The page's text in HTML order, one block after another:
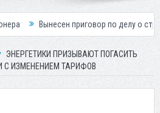
приговор по делу о строительстве
ЭНЕРГЕТИКИ ПРИЗЫВАЮТ ПОГАСИТЬ
С ИЗМЕНЕНИЕМ ТАРИФОВ